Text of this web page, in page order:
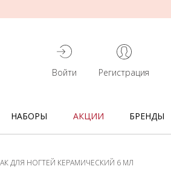
Войти Регистрация
НАБОРЫ АКЦИИ БРЕНДЫ
ЛАК ДЛЯ НОГТЕЙ КЕРАМИЧЕСКИЙ 6 МЛ